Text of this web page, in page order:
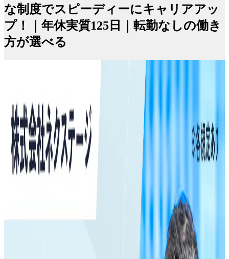
な制度でスピーディーにキャリアアッ
プ！｜年休実質125日｜転勤なしの働き
方が選べる